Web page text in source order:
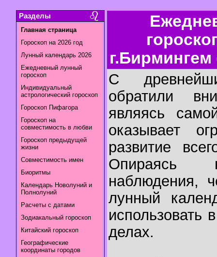
Разделы
Главная страница
Гороскоп на 2026 год
Лунный календарь 2026
Ежедневный лунный
гороскоп
Индивидуальный
астрологический гороскоп
Гороскоп Пифагора
Гороскоп на
совместимость в любви
Гороскоп предыдущей
жизни
Совместимость имен
Биоритмы
Календарь Новолуний и
Полнолуний
Расчеты с датами
Зодиакальный гороскоп
Китайский гороскоп
Географические
координаты городов
С
обратили
являясь
оказывает
развитие
Опираясь
наблюдения,
лунный
использовать
делах.